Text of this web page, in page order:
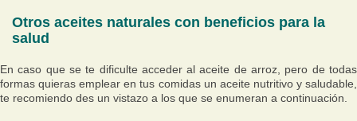
Otros aceites naturales con beneficios para la
salud
En caso que se te dificulte acceder al aceite de arroz, pero de todas
formas quieras emplear en tus comidas un aceite nutritivo y saludable,
te recomiendo des un vistazo a los que se enumeran a continuación.